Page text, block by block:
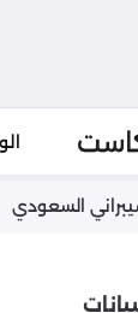
السعودي